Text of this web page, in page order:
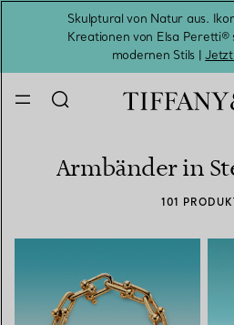
Skulptural von Natur aus.
Kreationen von Elsa Peretti®
modernen Stils |
Armbänder in
101